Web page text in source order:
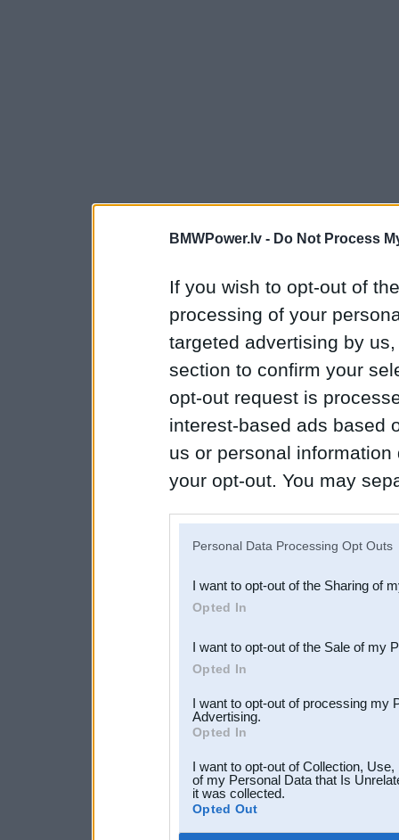
BMWPower.lv - Do Not Process
If you wish to opt-out of
processing of your
targeted advertising by
section to confirm your
opt-out request is
interest-based ads based
us or personal
your opt-out. You may
Downstream Participants
third parties.
Personal Data Processing Opt Outs
I want to opt-out of the Sharing of
Opted In
I want to opt-out of the Sale of my
Opted In
I want to opt-out of processing my
Advertising.
Opted In
I want to opt-out of Collection,
of my Personal Data that Is
it was collected.
Opted Out